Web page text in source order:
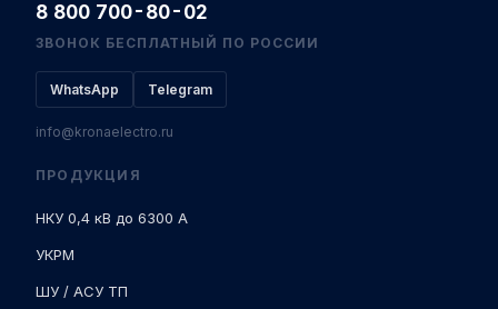
8 800 700-80-02
ЗВОНОК БЕСПЛАТНЫЙ ПО РОССИИ
WhatsApp Telegram
info@kronaelectro.ru
ПРОДУКЦИЯ
НКУ 0,4 кВ до 6300 А
УКРМ
ШУ / АСУ ТП